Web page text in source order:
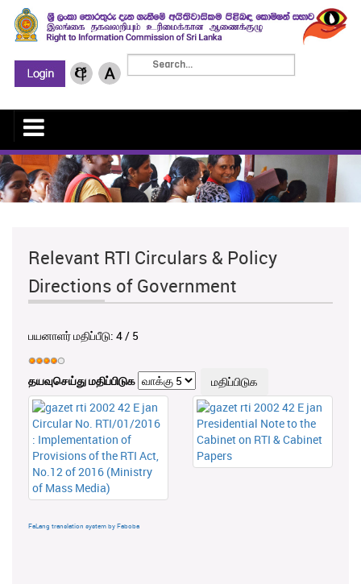
Relevant RTI Circulars & Policy
Directions of Government
பயனாளர் மதிப்பீடு: 4/ 5
தயவுசெய்து மதிப்பிடுக
Circular No. RTI/01/2016
: Implementation of
Provisions of the RTI Act,
No.12 of 2016 (Ministry
of Mass Media)
Presidential Note to the
Cabinet on RTI & Cabinet
Papers
FaLang translation system by Faboba